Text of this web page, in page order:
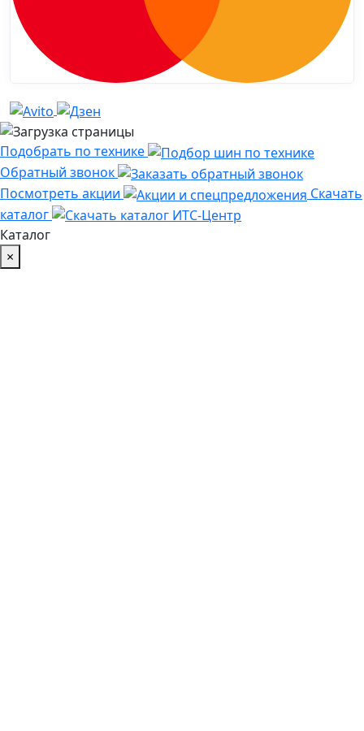
Подобрать по технике
Обратный звонок
Посмотреть акции
Скачать
каталог
Каталог
×